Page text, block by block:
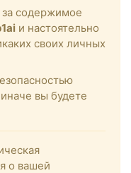
содержимое
и настоятельно
своих личных
вы будете
о вашей